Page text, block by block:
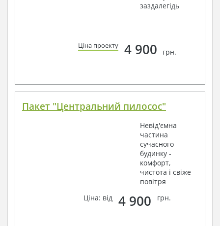
заздалегідь
Ціна проекту 4 900 грн.
Пакет "Центральний пилосос"
Невід'ємна
частина
сучасного
будинку -
комфорт,
чистота і свіже
повітря
Ціна: від
4 900 грн.